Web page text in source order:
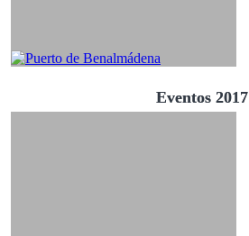
Eventos 2017